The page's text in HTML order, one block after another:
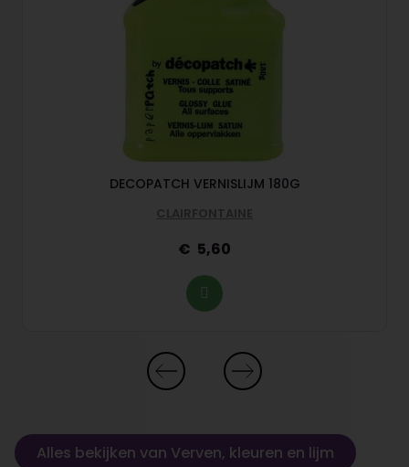
DECOPATCH VERNISLIJM 180G
CLAIRFONTAINE
5,60
Alles bekijken van Verven, kleuren en lijm